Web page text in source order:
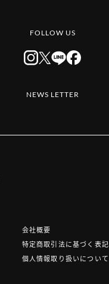
FOLLOW US
NEWS LETTER
会社概要
特定商取引法に基づく表記
個人情報取り扱いについて